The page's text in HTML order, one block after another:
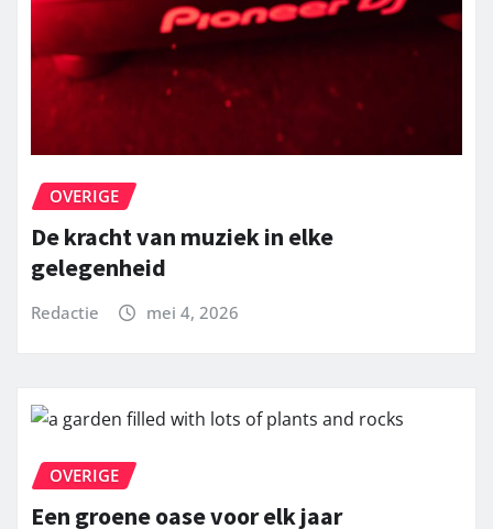
OVERIGE
De kracht van muziek in elke
gelegenheid
Redactie mei 4, 2026
OVERIGE
Een groene oase voor elk jaar